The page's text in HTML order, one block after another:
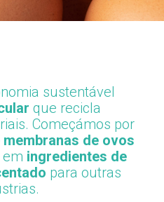
sustentável
que recicla
Começámos por
de ovos
ingredientes de
para outras